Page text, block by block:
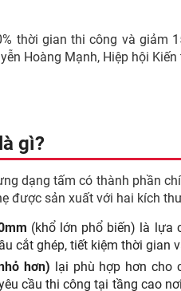
thời gian thi công và giảm
Hoàng Mạnh, Hiệp hội
gì?
dạng tấm có thành phần
được sản xuất với hai kích
(khổ lớn phổ biến) là lựa
cắt ghép, tiết kiệm thời gian
hơn) lại phù hợp hơn cho
cầu thi công tại tầng cao